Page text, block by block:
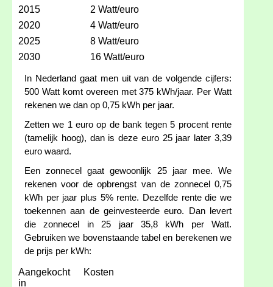
2015
2 Watt/euro
2020
4 Watt/euro
2025
8 Watt/euro
2030
16 Watt/euro
In Nederland gaat men uit van de volgende cijfers:
500 Watt komt overeen met 375 kWh/jaar. Per Watt
rekenen we dan op 0,75 kWh per jaar.
Zetten we 1 euro op de bank tegen 5 procent rente
(tamelijk hoog), dan is deze euro 25 jaar later 3,39
euro waard.
Een zonnecel gaat gewoonlijk 25 jaar mee. We
rekenen voor de opbrengst van de zonnecel 0,75
kWh per jaar plus 5% rente. Dezelfde rente die we
toekennen aan de geinvesteerde euro. Dan levert
die zonnecel in 25 jaar 35,8 kWh per Watt.
Gebruiken we bovenstaande tabel en berekenen we
de prijs per kWh:
Aangekocht
in
Kosten